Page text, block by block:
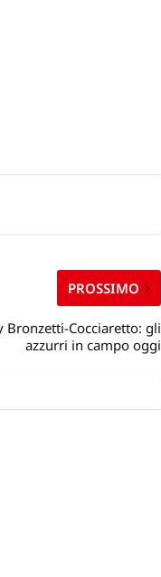
PROSSIMO
Bronzetti-Cocciaretto: gli
azzurri in campo oggi